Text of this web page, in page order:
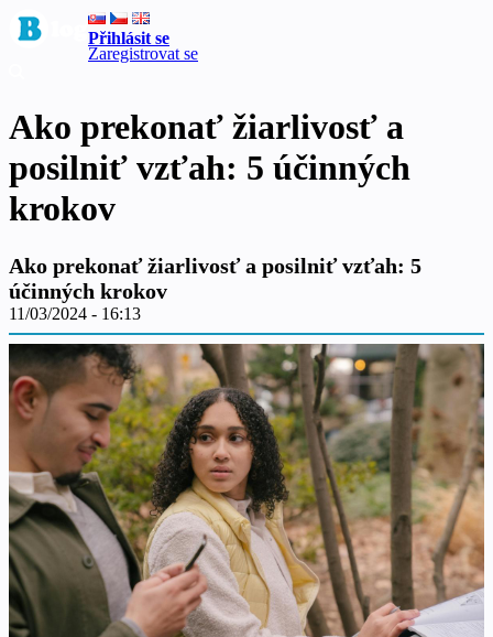
Přihlásit se
Zaregistrovat se
Ako prekonať žiarlivosť a
posilniť vzťah: 5 účinných
krokov
Ako prekonať žiarlivosť a posilniť vzťah: 5
účinných krokov
11/03/2024 - 16:13